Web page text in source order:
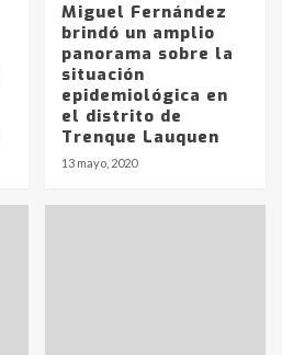
Miguel Fernández
brindó un amplio
panorama sobre la
situación
epidemiológica en
el distrito de
Trenque Lauquen
13 mayo, 2020